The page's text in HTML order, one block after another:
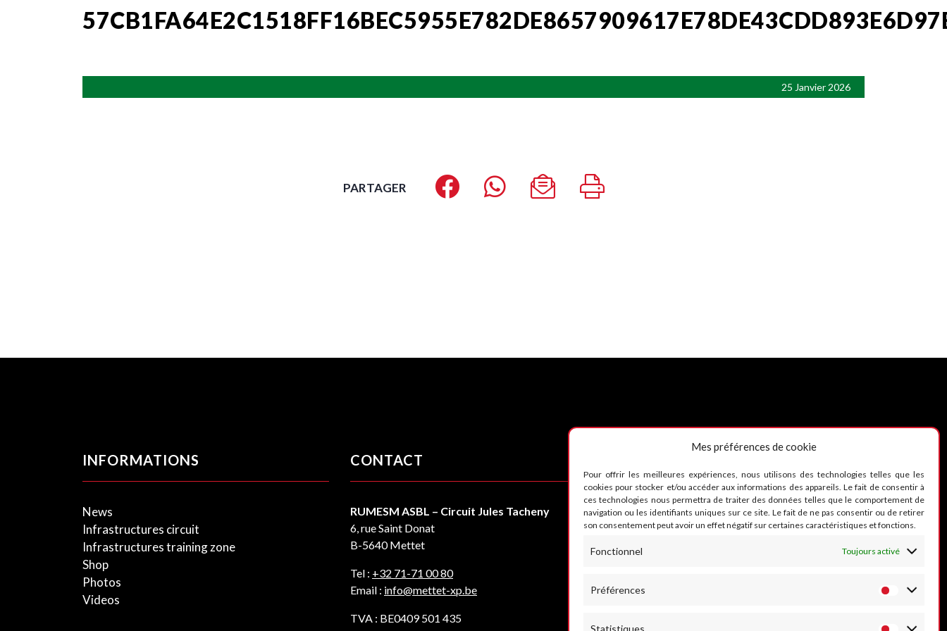
Mes préférences de cookie
Pour offrir les meilleures expériences, nous utilisons des technologies telles que les
cookies pour stocker et/ou accéder aux informations des appareils. Le fait de consentir à
ces technologies nous permettra de traiter des données telles que le comportement de
navigation ou les identifiants uniques sur ce site. Le fait de ne pas consentir ou de retirer
son consentement peut avoir un effet négatif sur certaines caractéristiques et fonctions.
Fonctionnel Toujours activé
Préférences
Statistiques
25 Janvier 2026
PARTAGER
INFORMATIONS
News
Infrastructures circuit
Infrastructures training zone
Shop
Photos
Videos
CONTACT
RUMESM ASBL – Circuit Jules Tacheny
6, rue Saint Donat
B-5640 Mettet
Tel : +32 71-71 00 80
Email : info@mettet-xp.be
TVA : BE0409 501 435